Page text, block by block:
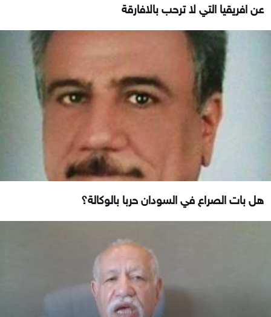
عن افريقيا التي لا ترحب بالافارقة
هل بات الصراع في السودان حربا بالوكالة؟